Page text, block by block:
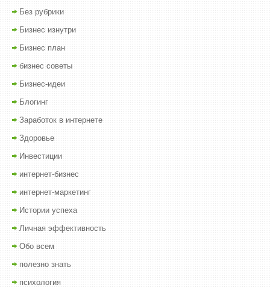
Без рубрики
Бизнес изнутри
Бизнес план
бизнес советы
Бизнес-идеи
Блогинг
Заработок в интернете
Здоровье
Инвестиции
интернет-бизнес
интернет-маркетинг
Истории успеха
Личная эффективность
Обо всем
полезно знать
психология